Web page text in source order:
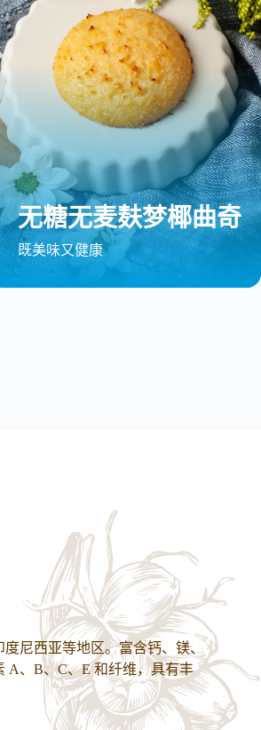
无糖无麦麸梦椰曲奇
既美味又健康
尼西亚等地区。富含钙、镁、
A、B、C、E 和纤维，具有丰